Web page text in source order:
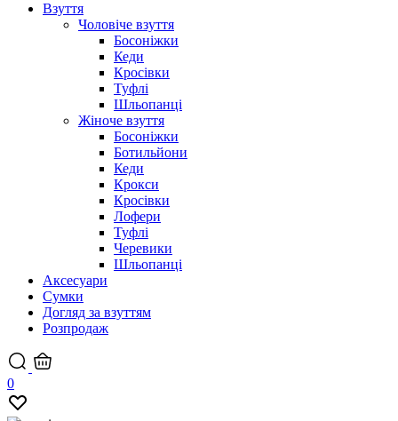
Взуття
Чоловіче взуття
Босоніжки
Кеди
Кросівки
Туфлі
Шльопанці
Жіноче взуття
Босоніжки
Ботильйони
Кеди
Крокси
Кросівки
Лофери
Туфлі
Черевики
Шльопанці
Аксесуари
Сумки
Догляд за взуттям
Розпродаж
0